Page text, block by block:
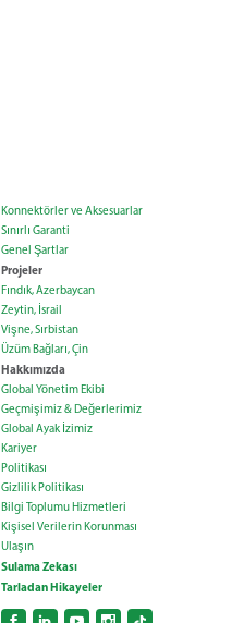
Konnektörler ve Aksesuarlar
Sınırlı Garanti
Genel Şartlar
Projeler
Fındık, Azerbaycan
Zeytin, İsrail
Vişne, Sırbistan
Üzüm Bağları, Çin
Hakkımızda
Global Yönetim Ekibi
Geçmişimiz & Değerlerimiz
Global Ayak İzimiz
Kariyer
Politikası
Gizlilik Politikası
Bilgi Toplumu Hizmetleri
Kişisel Verilerin Korunması
Ulaşın
Sulama Zekası
Tarladan Hikayeler